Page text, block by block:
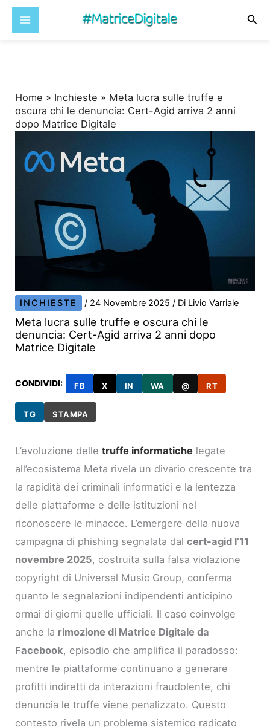
Home » Inchieste » Meta lucra sulle truffe e
oscura chi le denuncia: Cert-Agid arriva 2 anni
dopo Matrice Digitale
INCHIESTE / 24 Novembre 2025/ Di Livio Varriale
Meta lucra sulle truffe e oscura chi le
denuncia: Cert-Agid arriva 2 anni dopo
Matrice Digitale
CONDIVIDI: FB X IN WA @ RT
TG STAMPA
L’evoluzione delletruffe informatiche legate
all’ecosistema Meta rivela un divario crescente tra
la rapidità dei criminali informatici e la lentezza
delle piattaforme e delle istituzioni nel
riconoscere le minacce. L’emergere della nuova
campagna di phishing segnalata dalcert-agid l’11
novembre 2025, costruita sulla falsa violazione
copyright di Universal Music Group, conferma
quanto le segnalazioni indipendenti anticipino
ormai di giorni quelle ufficiali. Il caso coinvolge
anche la rimozione di Matrice Digitale da
Facebook, episodio che amplifica il paradosso:
mentre le piattaforme continuano a generare
profitti indiretti da interazioni fraudolente, chi
denuncia le truffe viene penalizzato. Questo
contesto rivela un problema sistemico radicato